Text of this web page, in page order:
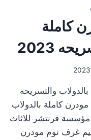
كاملة
2023
والتسريحه
مودرن كاملة بالدولاب
2023 ، من مؤسسة فرنتشر للاثاث
غرف نوم مودرن